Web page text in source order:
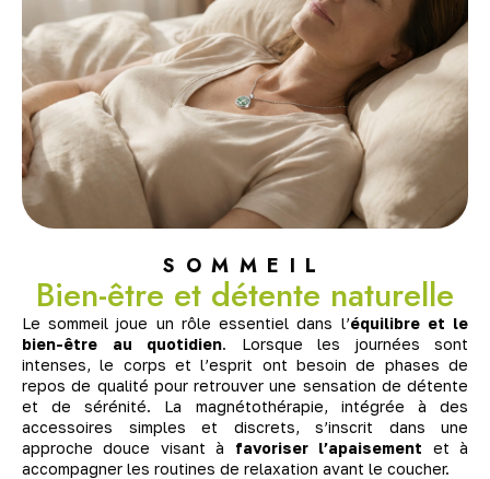
SOMMEIL
Bien-être et détente naturelle
Le sommeil joue un rôle essentiel dans l’équilibre et le
bien-être au quotidien. Lorsque les journées sont
intenses, le corps et l’esprit ont besoin de phases de
repos de qualité pour retrouver une sensation de détente
et de sérénité. La magnétothérapie, intégrée à des
accessoires simples et discrets, s’inscrit dans une
approche douce visant à favoriser l’apaisement et à
accompagner les routines de relaxation avant le coucher.